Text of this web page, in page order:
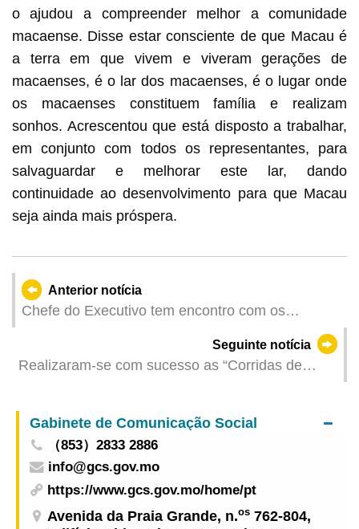
o ajudou a compreender melhor a comunidade
macaense. Disse estar consciente de que Macau é
a terra em que vivem e viveram gerações de
macaenses, é o lar dos macaenses, é o lugar onde
os macaenses constituem família e realizam
sonhos. Acrescentou que está disposto a trabalhar,
em conjunto com todos os representantes, para
salvaguardar e melhorar este lar, dando
continuidade ao desenvolvimento para que Macau
seja ainda mais próspera.
Anterior notícia
Chefe do Executivo tem encontro com os
representantes das várias associações religiosas
Seguinte notícia
Realizaram-se com sucesso as “Corridas de
Gabinete de Comunicação Social
（853）2833 2886
info@gcs.gov.mo
https://www.gcs.gov.mo/home/pt
Avenida da Praia Grande, n.os 762-804,